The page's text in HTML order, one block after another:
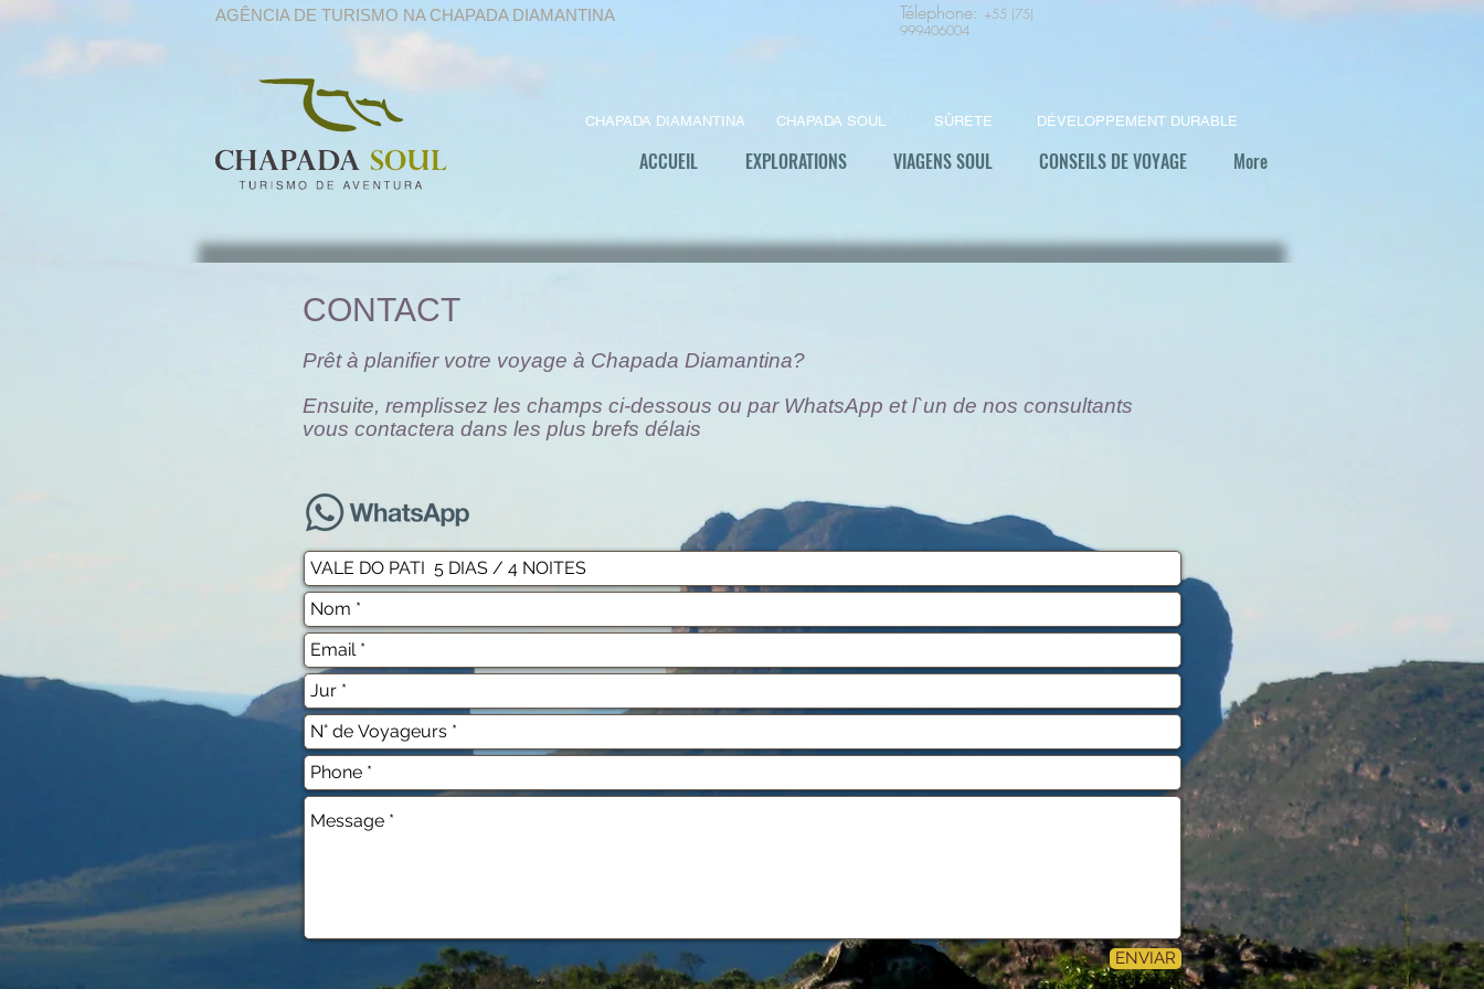
Télephone: +55 (75)
999406004
AGÊNCIA DE TURISMO NA CHAPADA DIAMANTINA
CHAPADA DIAMANTINA CHAPADA SOUL SÛRETE DÉVELOPPEMENT DURABLE
ACCUEIL EXPLORATIONS VIAGENS SOUL CONSEILS DE VOYAGE More
CONTACT
Prêt à planifier votre voyage à Chapada Diamantina?
Ensuite, remplissez les champs ci-dessous ou par WhatsApp et l`un de nos consultants
vous contactera dans les plus brefs délais
ENVIAR